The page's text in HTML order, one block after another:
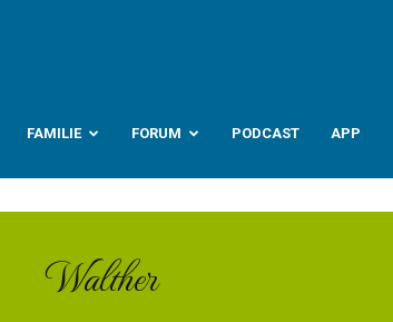
FAMILIE FORUM PODCAST APP
Walther